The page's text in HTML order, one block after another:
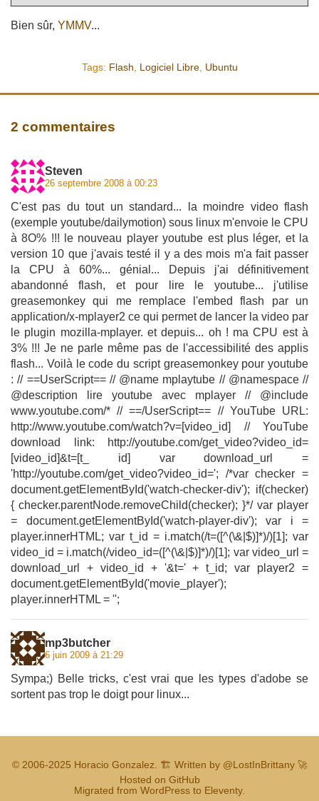
Bien sûr, YMMV...
Tags: Flash Logiciel Libre, Ubuntu
2 commentaires
Steven
26 septembre 2008 à 00:23
C'est pas du tout un standard... la moindre video flash
(exemple youtube/dailymotion) sous linux m'envoie le CPU
à 8O% !!! le nouveau player youtube est plus léger, et la
version 10 que j'avais testé il y a des mois m'a fait passer
la CPU à 60%... génial... Depuis j'ai définitivement
abandonné flash, et pour lire le youtube... j'utilise
greasemonkey qui me remplace l'embed flash par un
application/x-mplayer2 ce qui permet de lancer la video par
le plugin mozilla-mplayer. et depuis... oh ! ma CPU est à
3% !!! Je ne parle même pas de l'accessibilité des applis
flash... Voilà le code du script greasemonkey pour youtube
: // ==UserScript== // @name mplaytube // @namespace //
@description lire youtube avec mplayer // @include
www.youtube.com/* // ==/UserScript== // YouTube URL:
http://www.youtube.com/watch?v=[video_id] // YouTube
download link: http://youtube.com/get_video?video_id=
[video_id]&t=[t_ id] var download_url =
'http://youtube.com/get_video?video_id='; /*var checker =
document.getElementById('watch-checker-div'); if(checker)
{ checker.parentNode.removeChild(checker); }*/ var player
= document.getElementById('watch-player-div'); var i =
player.innerHTML; var t_id = i.match(/t=([^(\&|$)]*)/)[1]; var
video_id = i.match(/video_id=([^(\&|$)]*)/)[1]; var video_url =
download_url + video_id + '&t=' + t_id; var player2 =
document.getElementById('movie_player');
player.innerHTML = '';
mp3butcher
6 juin 2009 à 21:29
Sympa;) Belle tricks, c'est vrai que les types d'adobe se
sortent pas trop le doigt pour linux...
© 2006-2025 Horacio Gonzalez. 🏗️ Written by @LostInBrittany🚀
Hosted on GitHub
Migrated from WordPress to Eleventy.